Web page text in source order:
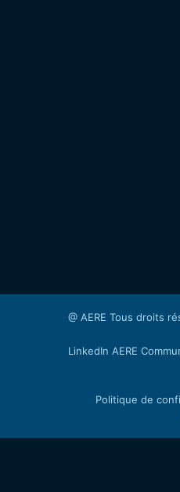
@ AERE Tous droits
LinkedIn AERE
Politique de